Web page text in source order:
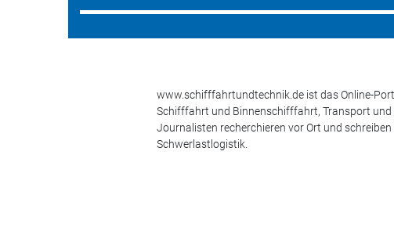
www.schifffahrtundtechnik.de ist das Online-
Schifffahrt und Binnenschifffahrt, Transport und
Journalisten recherchieren vor Ort und
Schwerlastlogistik.